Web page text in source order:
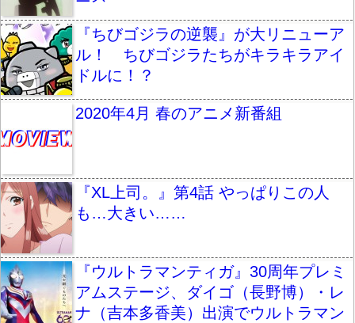
『ちびゴジラの逆襲』が大リニューア
ル！ ちびゴジラたちがキラキラアイ
ドルに！？
2020年4月 春のアニメ新番組
『XL上司。』第4話 やっぱりこの人
も…大きい……
『ウルトラマンティガ』30周年プレミ
アムステージ、ダイゴ（長野博）・レ
ナ（吉本多香美）出演でウルトラマン